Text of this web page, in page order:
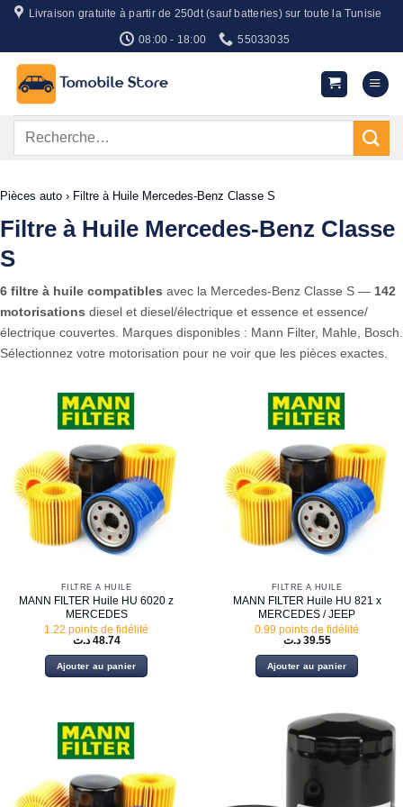
Passer
contenu
Livraison gratuite à partir de 250dt (sauf batteries) sur toute la Tunisie
08:00 - 18:00 55033035
Recherche
Pièces auto › Filtre à Huile Mercedes-Benz Classe S
Filtre à Huile Mercedes-Benz Classe
S
6 filtre à huile compatibles avec la Mercedes-Benz Classe S — 142
motorisations diesel et diesel/électrique et essence et essence/
électrique couvertes. Marques disponibles : Mann Filter, Mahle, Bosch.
Sélectionnez votre motorisation pour ne voir que les pièces exactes.
FILTRE À HUILE
MANN FILTER Huile HU 6020 z
MERCEDES
1.22 points de fidélité
48.74 د.ت
Ajouter au panier
FILTRE À HUILE
MANN FILTER Huile HU 821 x
MERCEDES / JEEP
0.99 points de fidélité
39.55 د.ت
Ajouter au panier